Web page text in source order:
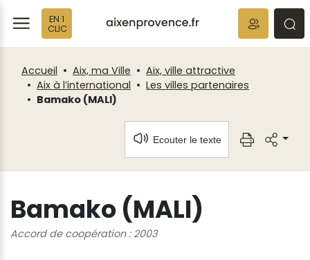
EN 1
CLIC
Accueil Aix, ma Ville
Aix, ville attractive
Aix à l’international
Les villes partenaires
Bamako (MALI)
Ecouter le texte
Bamako (MALI)
Accord de coopération : 2003
Fenêtre
de
chat
Panneau de gestion des cookies